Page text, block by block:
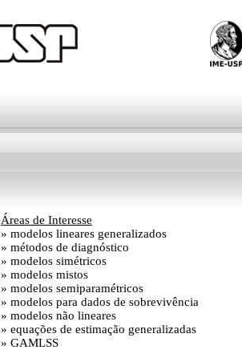
Áreas de Interesse
» modelos lineares generalizados
» métodos de diagnóstico
» modelos simétricos
» modelos mistos
» modelos semiparamétricos
» modelos para dados de sobrevivência
» modelos não lineares
» equações de estimação generalizadas
» GAMLSS